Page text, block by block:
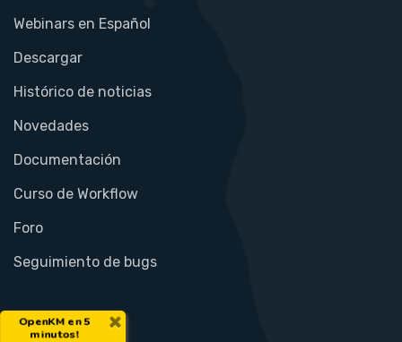
Webinars en Español
Descargar
Histórico de noticias
Novedades
Documentación
Curso de Workflow
Foro
Seguimiento de bugs
×
OpenKM en 5
minutos!